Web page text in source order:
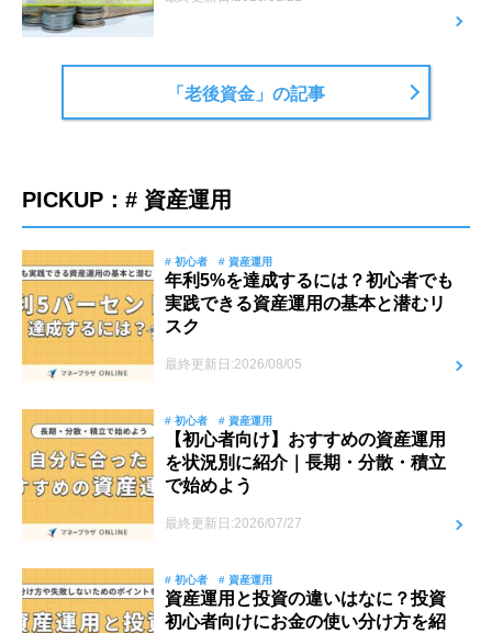
「老後資金」の記事
PICKUP：# 資産運用
# 初心者 # 資産運用
年利5%を達成するには？初心者でも
実践できる資産運用の基本と潜むリ
スク
最終更新日:2026/08/05
# 初心者 # 資産運用
【初心者向け】おすすめの資産運用
を状況別に紹介｜長期・分散・積立
で始めよう
最終更新日:2026/07/27
# 初心者 # 資産運用
資産運用と投資の違いはなに？投資
初心者向けにお金の使い分け方を紹